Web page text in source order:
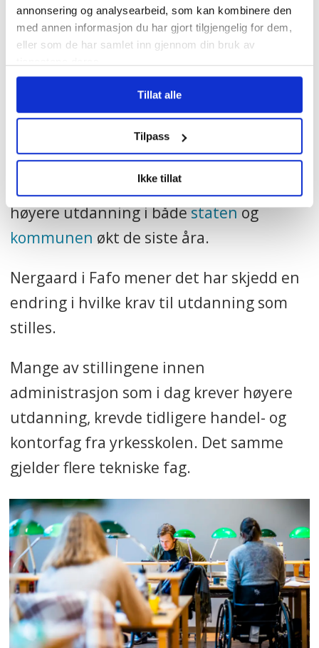
annonsering og analysearbeid, som kan kombinere den
med annen informasjon du har gjort tilgjengelig for dem,
eller som de har samlet inn gjennom din bruk av
Tillat alle
Tilpass
Ikke tillat
Samlet sett ligger antall medlemmer
fortsatt langt under
hovedorganisasjonen
over én million medlemmer.
Tøff konkurranse
Samtidig har andelen ansatte med
høyere utdanning i bådestatenog
kommunen økt de siste åra.
Nergaard i Fafo mener det har skjedd en
endring i hvilke krav til utdanning som
stilles.
Mange av stillingene innen
administrasjon som i dag krever høyere
utdanning, krevde tidligere handel- og
kontorfag fra yrkesskolen. Det samme
gjelder flere tekniske fag.